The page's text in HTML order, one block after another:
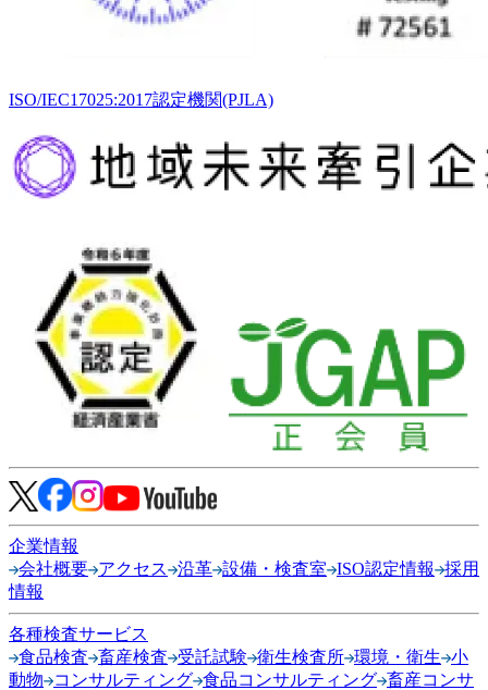
ISO/IEC17025:2017認定機関(PJLA)
企業情報
会社概要 アクセス 沿革 設備・検査室 ISO認定情報
採用
情報
各種検査サービス
食品検査 畜産検査 受託試験 衛生検査所 環境・衛生 小
動物
コンサルティング 食品コンサルティング 畜産コンサ